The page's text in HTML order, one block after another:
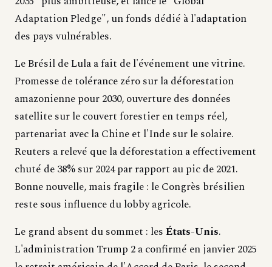
Adaptation Pledge", un fonds dédié à l'adaptation
des pays vulnérables.
Le Brésil de Lula a fait de l'événement une vitrine.
Promesse de tolérance zéro sur la déforestation
amazonienne pour 2030, ouverture des données
satellite sur le couvert forestier en temps réel,
partenariat avec la Chine et l'Inde sur le solaire.
Reuters a relevé que la déforestation a effectivement
chuté de 38% sur 2024 par rapport au pic de 2021.
Bonne nouvelle, mais fragile : le Congrès brésilien
reste sous influence du lobby agricole.
Le grand absent du sommet : lesÉtats-Unis.
L'administration Trump 2 a confirmé en janvier 2025